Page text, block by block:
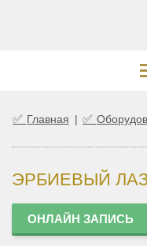
✅ Главная | ✅
ЭРБИЕВЫЙ
ОНЛАЙН ЗАПИСЬ